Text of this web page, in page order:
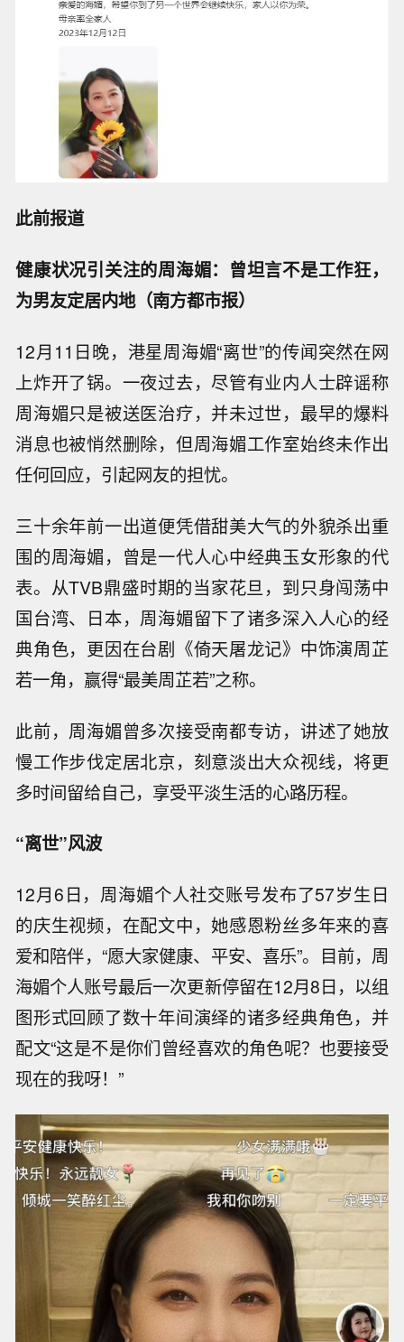
此前报道
健康状况引关注的周海媚：曾坦言不是工作狂，
为男友定居内地（南方都市报）
12月11日晚，港星周海媚“离世”的传闻突然在网
上炸开了锅。一夜过去，尽管有业内人士辟谣称
周海媚只是被送医治疗，并未过世，最早的爆料
消息也被悄然删除，但周海媚工作室始终未作出
任何回应，引起网友的担忧。
三十余年前一出道便凭借甜美大气的外貌杀出重
围的周海媚，曾是一代人心中经典玉女形象的代
表。从TVB鼎盛时期的当家花旦，到只身闯荡中
国台湾、日本，周海媚留下了诸多深入人心的经
典角色，更因在台剧《倚天屠龙记》中饰演周芷
若一角，赢得“最美周芷若”之称。
此前，周海媚曾多次接受南都专访，讲述了她放
慢工作步伐定居北京，刻意淡出大众视线，将更
多时间留给自己，享受平淡生活的心路历程。
“离世”风波
12月6日，周海媚个人社交账号发布了57岁生日
的庆生视频，在配文中，她感恩粉丝多年来的喜
爱和陪伴，“愿大家健康、平安、喜乐”。目前，周
海媚个人账号最后一次更新停留在12月8日，以组
图形式回顾了数十年间演绎的诸多经典角色，并
配文“这是不是你们曾经喜欢的角色呢？也要接受
现在的我呀！”